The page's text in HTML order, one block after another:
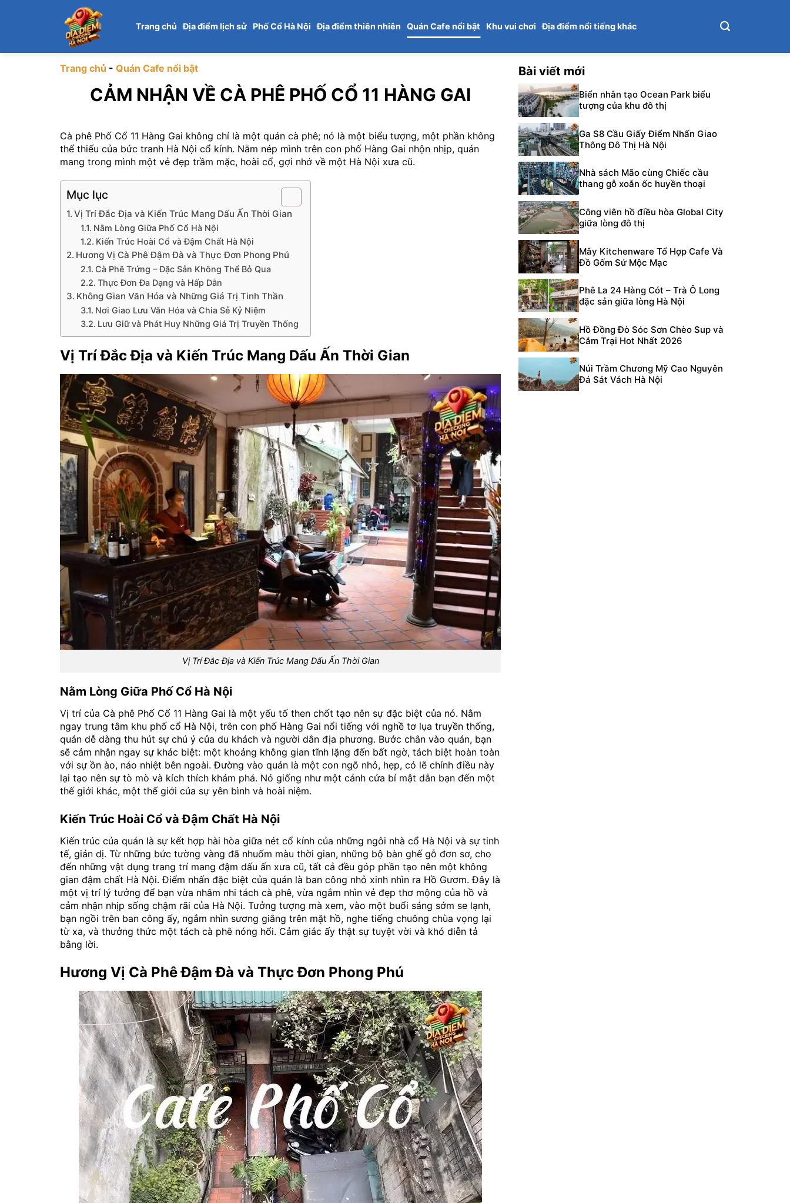
dung
Trang chủ Địa điểm lịch sử Phố Cổ Hà Nội Địa điểm thiên nhiên Quán Cafe nổi bật Khu vui chơi Địa điểm nổi tiếng khác
Trang chủ - Quán Cafe nổi bật
CẢM NHẬN VỀ CÀ PHÊ PHỐ CỔ 11 HÀNG GAI
Cà phê Phố Cổ 11 Hàng Gai không chỉ là một quán cà phê; nó là một biểu tượng, một phần không
thể thiếu của bức tranh Hà Nội cổ kính. Nằm nép mình trên con phố Hàng Gai nhộn nhịp, quán
mang trong mình một vẻ đẹp trầm mặc, hoài cổ, gợi nhớ về một Hà Nội xưa cũ.
Mục lục
Vị Trí Đắc Địa và Kiến Trúc Mang Dấu Ấn Thời Gian
Nằm Lòng Giữa Phố Cổ Hà Nội
Kiến Trúc Hoài Cổ và Đậm Chất Hà Nội
Hương Vị Cà Phê Đậm Đà và Thực Đơn Phong Phú
Cà Phê Trứng – Đặc Sản Không Thể Bỏ Qua
Thực Đơn Đa Dạng và Hấp Dẫn
Không Gian Văn Hóa và Những Giá Trị Tinh Thần
Nơi Giao Lưu Văn Hóa và Chia Sẻ Kỷ Niệm
Lưu Giữ và Phát Huy Những Giá Trị Truyền Thống
Vị Trí Đắc Địa và Kiến Trúc Mang Dấu Ấn Thời Gian
Vị Trí Đắc Địa và Kiến Trúc Mang Dấu Ấn Thời Gian
Nằm Lòng Giữa Phố Cổ Hà Nội
Vị trí của Cà phê Phố Cổ 11 Hàng Gai là một yếu tố then chốt tạo nên sự đặc biệt của nó. Nằm
ngay trung tâm khu phố cổ Hà Nội, trên con phố Hàng Gai nổi tiếng với nghề tơ lụa truyền thống,
quán dễ dàng thu hút sự chú ý của du khách và người dân địa phương. Bước chân vào quán, bạn
sẽ cảm nhận ngay sự khác biệt: một khoảng không gian tĩnh lặng đến bất ngờ, tách biệt hoàn toàn
với sự ồn ào, náo nhiệt bên ngoài. Đường vào quán là một con ngõ nhỏ, hẹp, có lẽ chính điều này
lại tạo nên sự tò mò và kích thích khám phá. Nó giống như một cánh cửa bí mật dẫn bạn đến một
thế giới khác, một thế giới của sự yên bình và hoài niệm.
Kiến Trúc Hoài Cổ và Đậm Chất Hà Nội
Kiến trúc của quán là sự kết hợp hài hòa giữa nét cổ kính của những ngôi nhà cổ Hà Nội và sự tinh
tế, giản dị. Từ những bức tường vàng đã nhuốm màu thời gian, những bộ bàn ghế gỗ đơn sơ, cho
đến những vật dụng trang trí mang đậm dấu ấn xưa cũ, tất cả đều góp phần tạo nên một không
gian đậm chất Hà Nội. Điểm nhấn đặc biệt của quán là ban công nhỏ xinh nhìn ra Hồ Gươm. Đây là
một vị trí lý tưởng để bạn vừa nhâm nhi tách cà phê, vừa ngắm nhìn vẻ đẹp thơ mộng của hồ và
cảm nhận nhịp sống chậm rãi của Hà Nội. Tưởng tượng mà xem, vào một buổi sáng sớm se lạnh,
bạn ngồi trên ban công ấy, ngắm nhìn sương giăng trên mặt hồ, nghe tiếng chuông chùa vọng lại
từ xa, và thưởng thức một tách cà phê nóng hổi. Cảm giác ấy thật sự tuyệt vời và khó diễn tả
bằng lời.
Hương Vị Cà Phê Đậm Đà và Thực Đơn Phong Phú
Bài viết mới
Biển nhân tạo Ocean Park biểu
tượng của khu đô thị
Ga S8 Cầu Giấy Điểm Nhấn Giao
Thông Đô Thị Hà Nội
Nhà sách Mão cùng Chiếc cầu
thang gỗ xoắn ốc huyền thoại
Công viên hồ điều hòa Global City
giữa lòng đô thị
Mây Kitchenware Tổ Hợp Cafe Và
Đồ Gốm Sứ Mộc Mạc
Phê La 24 Hàng Cót – Trà Ô Long
đặc sản giữa lòng Hà Nội
Hồ Đồng Đò Sóc Sơn Chèo Sup và
Cắm Trại Hot Nhất 2026
Núi Trầm Chương Mỹ Cao Nguyên
Đá Sát Vách Hà Nội